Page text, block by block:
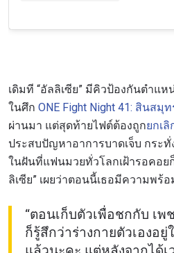
เดิมที “อัลลิเซีย” มีคิวป้องกันตำแห
ในศึก ONE Fight Night 41: สินสมุ
ผ่านมา แต่สุดท้ายไฟต์ต้องถูกยกเลิ
ประสบปัญหาอาการบาดเจ็บ กระทั่
ในฝันที่แฟนมวยทั่วโลกเฝ้ารอคอย
ลิเซีย” เผยว่าตอนนี้เธอมีความพร้
“ตอนเก็บตัวเพื่อชกกับ เ
ก็รู้สึกว่าร่างกายตัวเองอ